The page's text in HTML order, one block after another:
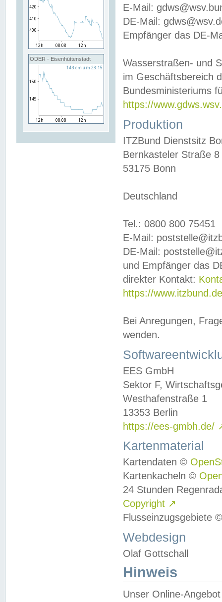
ODER - Eisenhüttenstadt
E-Mail:
DE-Mail:
Empfänger das DE-
Wasserstraßen- und
im Geschäftsbereich
Bundesministeriums
https://
Produktion
ITZBund Dienstsitz
Bernkasteler Straße 8
53175 Bonn
Deutschland
Tel.: 0800 800 75451
E-Mail:
DE-Mail:
und Empfänger das
direkter Kontakt:
https://
Bei Anregungen,
wenden.
EES GmbH
Sektor F,
Westhafenstraße 1
13353 Berlin
https://ees-gmbh.de/
Kartenmaterial
Kartendaten ©
Kartenkacheln ©
24 Stunden
Copyright ↗
Flusseinzugsgebiete
Webdesign
Olaf Gottschall
Hinweis
Unser Online-